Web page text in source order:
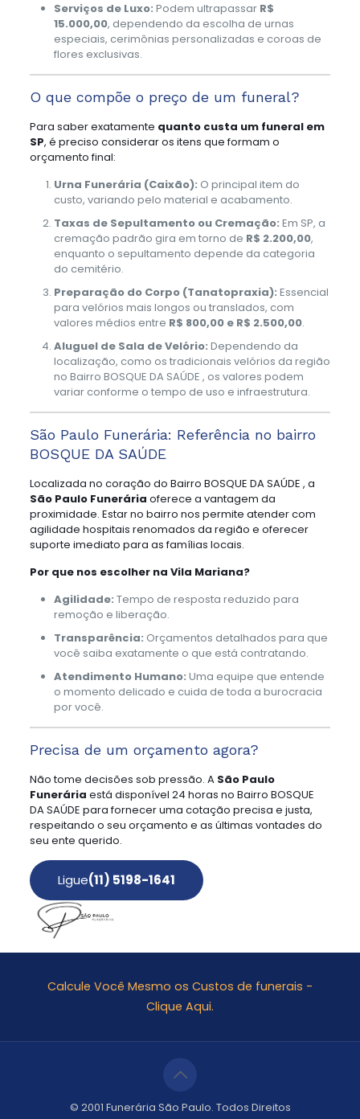
Serviços de Luxo: Podem ultrapassar R$
15.000,00, dependendo da escolha de urnas
especiais, cerimônias personalizadas e coroas de
flores exclusivas.
O que compõe o preço de um funeral?
Para saber exatamente quanto custa um funeral em
SP, é preciso considerar os itens que formam o
orçamento final:
Urna Funerária (Caixão): O principal item do
custo, variando pelo material e acabamento.
Taxas de Sepultamento ou Cremação: Em SP, a
cremação padrão gira em torno de R$ 2.200,00,
enquanto o sepultamento depende da categoria
do cemitério.
Preparação do Corpo (Tanatopraxia): Essencial
para velórios mais longos ou translados, com
valores médios entre R$ 800,00 e R$ 2.500,00.
Aluguel de Sala de Velório: Dependendo da
localização, como os tradicionais velórios da região
no Bairro BOSQUE DA SAÚDE , os valores podem
variar conforme o tempo de uso e infraestrutura.
São Paulo Funerária: Referência no bairro
BOSQUE DA SAÚDE
Localizada no coração do Bairro BOSQUE DA SAÚDE , a
São Paulo Funerária oferece a vantagem da
proximidade. Estar no bairro nos permite atender com
agilidade hospitais renomados da região e oferecer
suporte imediato para as famílias locais.
Por que nos escolher na Vila Mariana?
Agilidade: Tempo de resposta reduzido para
remoção e liberação.
Transparência: Orçamentos detalhados para que
você saiba exatamente o que está contratando.
Atendimento Humano: Uma equipe que entende
o momento delicado e cuida de toda a burocracia
por você.
Precisa de um orçamento agora?
Não tome decisões sob pressão. A São Paulo
Funerária está disponível 24 horas no Bairro BOSQUE
DA SAÚDE para fornecer uma cotação precisa e justa,
respeitando o seu orçamento e as últimas vontades do
seu ente querido.
Ligue(11) 5198-1641
Calcule Você Mesmo os Custos de funerais -
Clique Aqui.
© 2001 Funerária São Paulo. Todos Direitos